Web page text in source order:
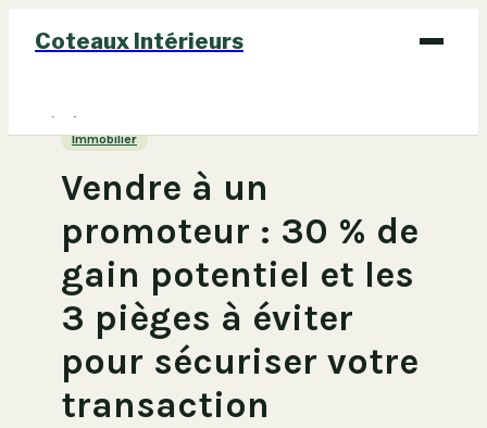
Coteaux Intérieurs
Bricolage
Jardinage
Maison
Immobilier
Vendre à un
promoteur : 30 % de
gain potentiel et les
3 pièges à éviter
pour sécuriser votre
transaction